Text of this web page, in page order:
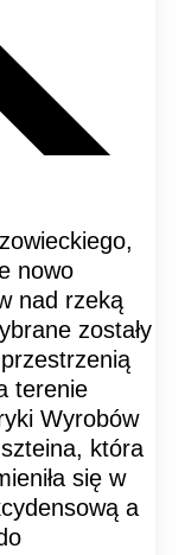
nowo
nad rzeką
zostały
terenie
Wyrobów
która
się w
a